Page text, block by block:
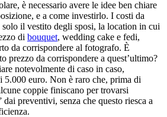
è necessario avere le idee ben chiare
e a come investirlo. I costi da
solo il vestito degli sposi, la location in cui
di bouquet, wedding cake e fedi,
da corrispondere al fotografo. È
prezzo da corrispondere a quest’ultimo?
notevolmente di caso in caso,
5.000 euro. Non è raro che, prima di
coppie finiscano per trovarsi
dai preventivi, senza che questo riesca a